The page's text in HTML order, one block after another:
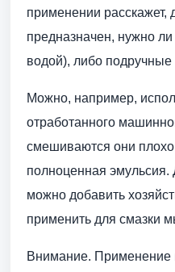
применении расскажет,
предназначен, нужно ли
водой), либо
Можно, например,
отработанного
смешиваются они
полноценная эмульсия.
можно добавить
применить для смазки
Внимание. Применение